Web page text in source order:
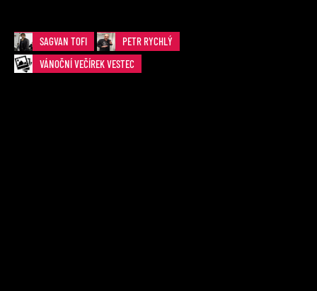
SAGVAN TOFI
PETR RYCHLÝ
VÁNOČNÍ VEČÍREK VESTEC